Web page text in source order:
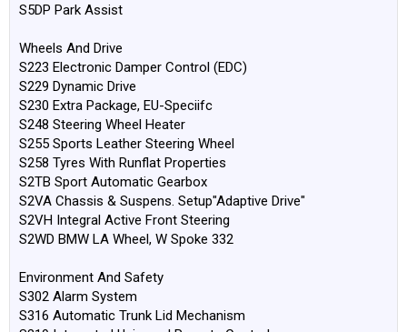
S5DP Park Assist
Wheels And Drive
S223 Electronic Damper Control (EDC)
S229 Dynamic Drive
S230 Extra Package, EU-Speciifc
S248 Steering Wheel Heater
S255 Sports Leather Steering Wheel
S258 Tyres With Runflat Properties
S2TB Sport Automatic Gearbox
S2VA Chassis & Suspens. Setup"Adaptive Drive"
S2VH Integral Active Front Steering
S2WD BMW LA Wheel, W Spoke 332
Environment And Safety
S302 Alarm System
S316 Automatic Trunk Lid Mechanism